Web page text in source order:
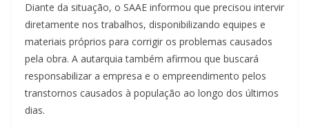
Diante da situação, o SAAE informou que precisou intervir
diretamente nos trabalhos, disponibilizando equipes e
materiais próprios para corrigir os problemas causados
pela obra. A autarquia também afirmou que buscará
responsabilizar a empresa e o empreendimento pelos
transtornos causados à população ao longo dos últimos
dias.